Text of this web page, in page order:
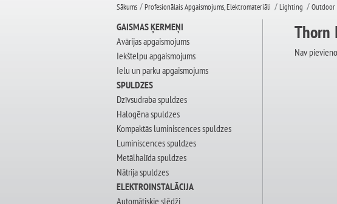
Sākums Profesionālais Apgaismojums, Elektromateriāli Lighting
GAISMAS ĶERMEŅI
Avārijas apgaismojums
Iekštelpu apgaismojums
Ielu un parku apgaismojums
SPULDZES
Dzīvsudraba spuldzes
Halogēna spuldzes
Kompaktās luminiscences spuldzes
Luminiscences spuldzes
Metālhalīda spuldzes
Nātrija spuldzes
ELEKTROINSTALĀCIJA
Automātiskie slēdži
Thorn
Nav